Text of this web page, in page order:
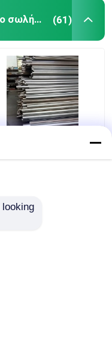
Ενωμένος στενά ανοξείδωτο σωλήνας (61)
SS σωλήνα